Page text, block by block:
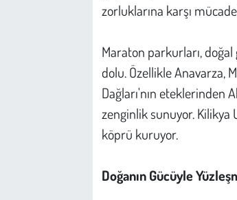
zorluklarına karşı
Maraton parkurları,
dolu. Özellikle Anavarza,
Dağları'nın eteklerinden
zenginlik sunuyor. Kilikya
köprü kuruyor.
Doğanın Gücüyle